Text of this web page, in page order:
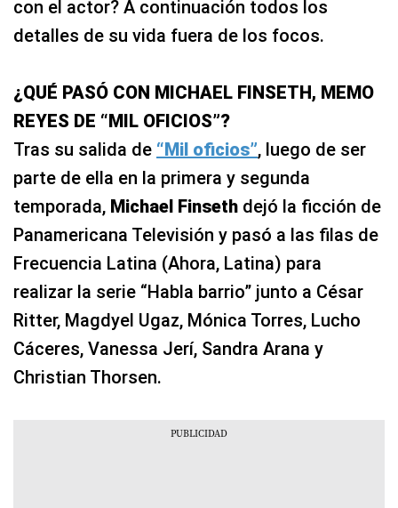
con el actor? A continuación todos los
detalles de su vida fuera de los focos.
¿QUÉ PASÓ CON MICHAEL FINSETH, MEMO
REYES DE “MIL OFICIOS”?
Tras su salida de “Mil oficios”, luego de ser
parte de ella en la primera y segunda
temporada, Michael Finseth dejó la ficción de
Panamericana Televisión y pasó a las filas de
Frecuencia Latina (Ahora, Latina) para
realizar la serie “Habla barrio” junto a César
Ritter, Magdyel Ugaz, Mónica Torres, Lucho
Cáceres, Vanessa Jerí, Sandra Arana y
Christian Thorsen.